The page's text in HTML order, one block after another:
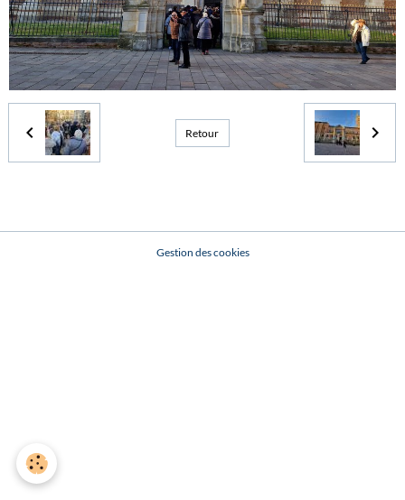
Retour
Gestion des cookies